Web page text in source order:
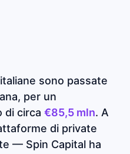
sono passate
per un
di circa €85,5 mln. A
di private
— Spin Capital ha